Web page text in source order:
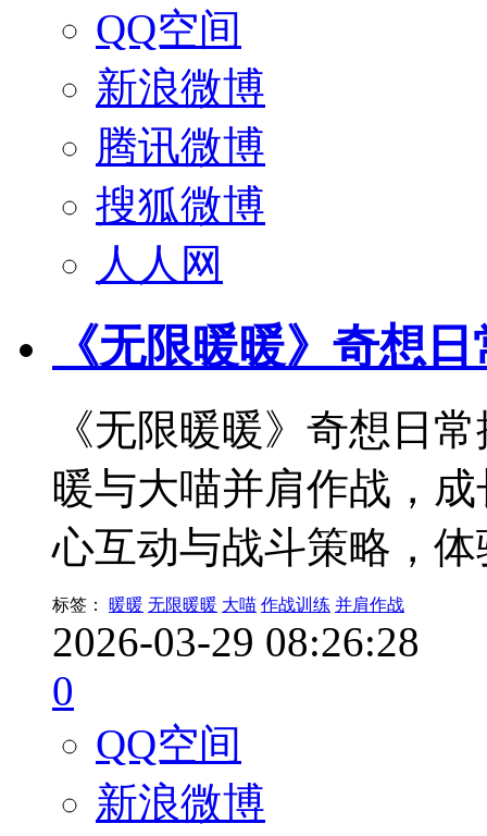
QQ空间
新浪微博
腾讯微博
搜狐微博
人人网
《无限暖暖》奇想
《无限暖暖》奇想日
暖与大喵并肩作战，
心互动与战斗策略，
标签： 暖暖 无限暖暖 大喵 作战训练 并肩作战
2026-03-29 08:26:28
0
QQ空间
新浪微博